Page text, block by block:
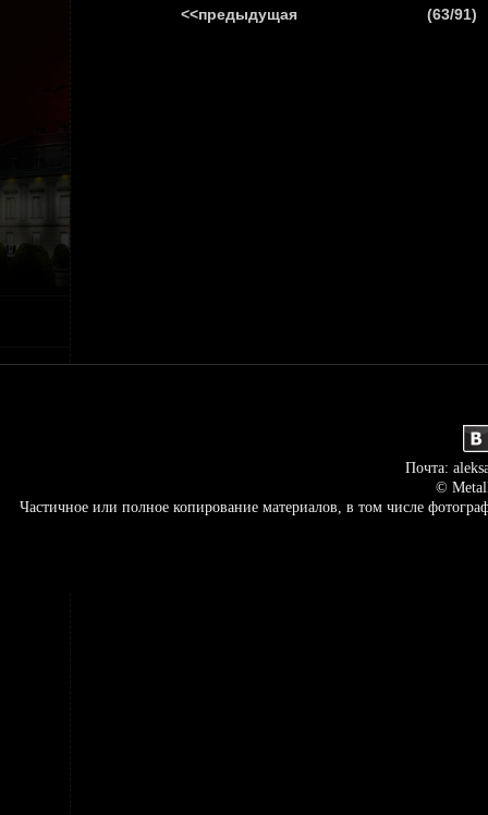
<<предыдущая (63/91)
Почта:
©
Частичное или полное копирование материалов, в том числе